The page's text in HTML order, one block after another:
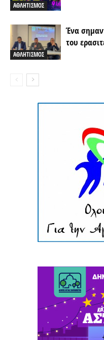
ΑΘΛΗΤΙΣΜΟΣ
ΑΘΛΗΤΙΣΜΟΣ
Ένα
του